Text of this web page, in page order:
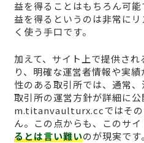
益を得ることはもちろん可
益を得るというのは非常に
く使う手口です。
加えて、サイト上で提供さ
り、明確な運営者情報や実
性のある取引所では、通常、
取引所の運営方針が詳細に公
m.titanvaulturx.ccではその
ん。この点からも、このサイ
るとは言い難いのが現実です。